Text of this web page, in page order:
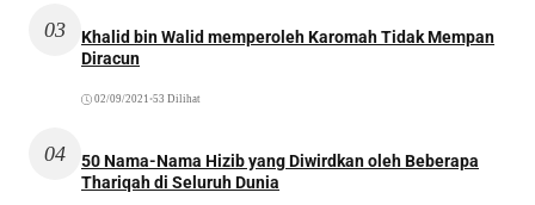
03
Khalid bin Walid memperoleh Karomah Tidak Mempan
Diracun
02/09/2021 •53 Dilihat
04
50 Nama-Nama Hizib yang Diwirdkan oleh Beberapa
Thariqah di Seluruh Dunia